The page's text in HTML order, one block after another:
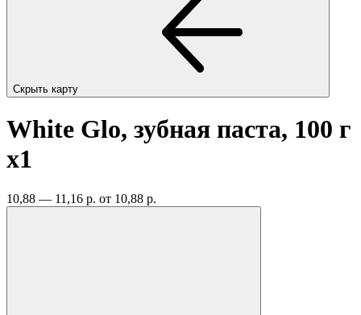
Скрыть карту
White Glo, зубная паста, 100 г
x1
10,88 — 11,16 р. от 10,88 р.